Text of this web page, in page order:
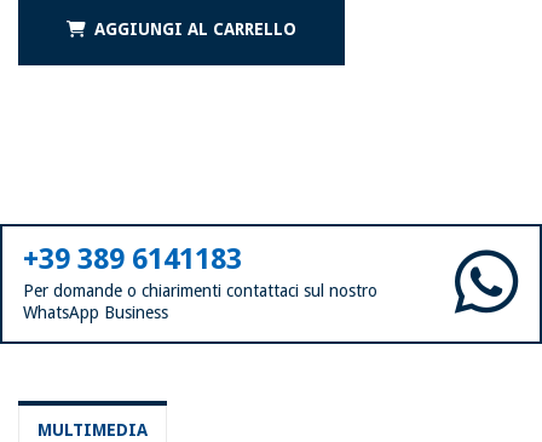
AGGIUNGI AL CARRELLO
+39 389 6141183
Per domande o chiarimenti contattaci sul nostro
WhatsApp Business
MULTIMEDIA